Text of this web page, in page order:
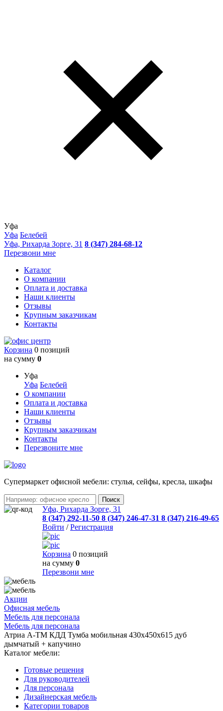
Уфа
Уфа Белебей
Уфа, Рихарда Зорге, 31 8 (347) 284-68-12
Перезвони мне
Каталог
О компании
Оплата и доставка
Наши клиенты
Отзывы
Крупным заказчикам
Контакты
Корзина 0 позиций
на сумму 0
Уфа
Уфа Белебей
О компании
Оплата и доставка
Наши клиенты
Отзывы
Крупным заказчикам
Контакты
Перезвоните мне
Cупермаркет офисной мебели: стулья, сейфы, кресла, шкафы
Уфа, Рихарда Зорге, 31
8 (347) 292-11-50 8 (347) 246-47-31 8 (347) 216-49-65
Войти /Регистрация
Корзина 0 позиций
на сумму 0
Перезвони мне
Акции
Офисная мебель
Мебель для персонала
Мебель для персонала
Атриа А-ТМ КДД Тумба мобильная 430х450х615 дуб
дымчатый + капучино
Каталог мебели:
Готовые решения
Для руководителей
Для персонала
Дизайнерская мебель
Категории товаров